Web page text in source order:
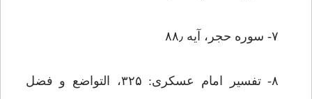
۷- سوره حجر، آیه ۸۸٫
۸- تفسیر امام عسکرى: ۳۲۵، التواضع و فضل